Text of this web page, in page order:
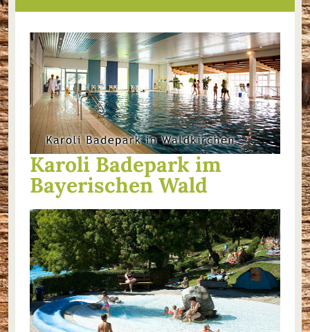
Karoli Badepark im
Bayerischen Wald